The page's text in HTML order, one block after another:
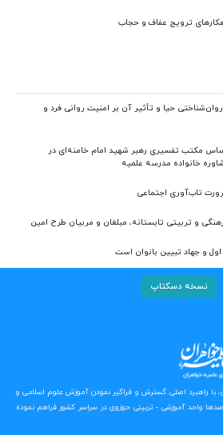
ترویج عفاف و حجاب
حیا و تأثیر آن بر امنیت روانی فرد و
مکتب تفسیری رهبر شهید امام خامنه‌ای در
خانواده مدرسه علمیه
تاب‌آوری اجتماعی
و تربیتی تابستانه، مبلغان و مربیان طرح امین
و جهاد تبیین بانوان است
نسخه دسکتاپ
با راهبرد اصلی گسترش و فراگیر نمودن آموزش علوم اسلامی و
واحد آموزشی - تربیتی حوزوی در سراسر کشور فراهم نموده